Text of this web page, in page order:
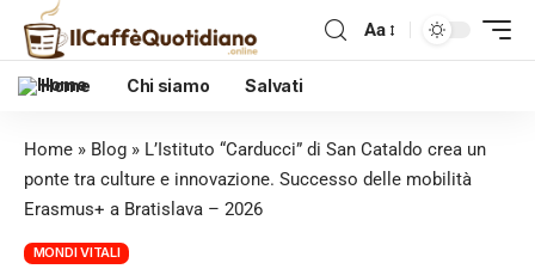
Aa
Home Chi siamo Salvati
Home » Blog » L’Istituto “Carducci” di San Cataldo crea un
ponte tra culture e innovazione. Successo delle mobilità
Erasmus+ a Bratislava – 2026
MONDI VITALI